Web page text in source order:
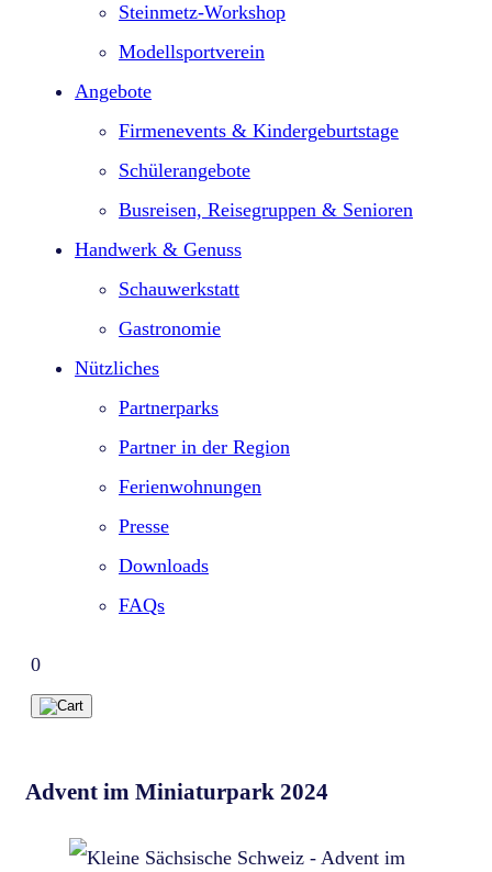
Steinmetz-Workshop
Modellsportverein
Angebote
Firmenevents & Kindergeburtstage​
Schülerangebote
Busreisen, Reisegruppen & Senioren
Handwerk & Genuss
Schauwerkstatt
Gastronomie
Nützliches
Partnerparks
Partner in der Region
Ferienwohnungen
Presse
Downloads
FAQs
0
Advent im Miniaturpark 2024